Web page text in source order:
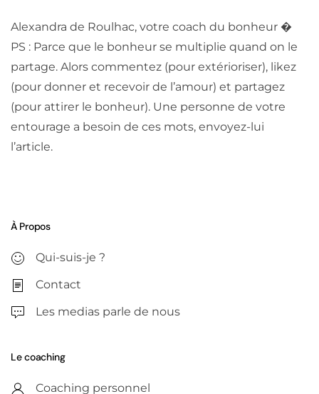
Alexandra de Roulhac, votre coach du bonheur �
PS : Parce que le bonheur se multiplie quand on le
partage. Alors commentez (pour extérioriser), likez
(pour donner et recevoir de l’amour) et partagez
(pour attirer le bonheur). Une personne de votre
entourage a besoin de ces mots, envoyez-lui
l’article.
À Propos
Qui-suis-je ?
Contact
Les medias parle de nous
Le coaching
Coaching personnel